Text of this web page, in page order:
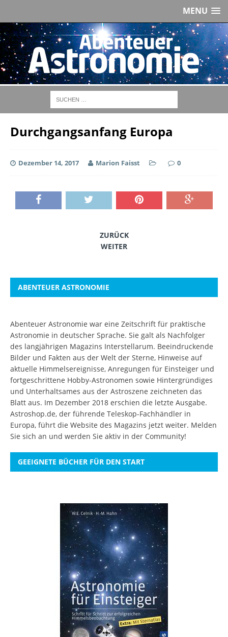
MENU
Durchgangsanfang Europa
Dezember 14, 2017 Marion Faisst 0
ZURÜCK
WEITER
ABENTEUER ASTRONOMIE
Abenteuer Astronomie war eine Zeitschrift für praktische
Astronomie in deutscher Sprache. Sie galt als Nachfolger
des langjährigen Magazins Interstellarum. Beeindruckende
Bilder und Fakten aus der Welt der Sterne, Hinweise auf
aktuelle Himmelsereignisse, Anregungen für Einsteiger und
fortgeschrittene Hobby-Astronomen sowie Hintergründiges
und Unterhaltsames aus der Astroszene zeichneten das
Blatt aus. Im Dezember 2018 erschien die letzte Ausgabe.
Astroshop.de, der führende Teleskop-Fachhändler in
Europa, führt die Website des Magazins jetzt weiter. Melden
Sie sich an und werden Sie aktiv in der Community!
GEEIGNETE BÜCHER FÜR DEN START